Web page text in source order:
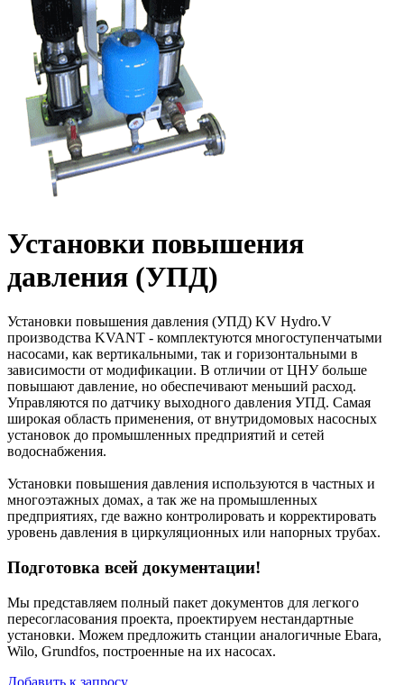
Установки повышения
давления (УПД)
Установки повышения давления (УПД) KV Hydro.V
производства KVANT - комплектуются многоступенчатыми
насосами, как вертикальными, так и горизонтальными в
зависимости от модификации. В отличии от ЦНУ больше
повышают давление, но обеспечивают меньший расход.
Управляются по датчику выходного давления УПД. Самая
широкая область применения, от внутридомовых насосных
установок до промышленных предприятий и сетей
водоснабжения.
Установки повышения давления используются в частных и
многоэтажных домах, а так же на промышленных
предприятиях, где важно контролировать и корректировать
уровень давления в циркуляционных или напорных трубах.
Подготовка всей документации!
Мы представляем полный пакет документов для легкого
пересогласования проекта, проектируем нестандартные
установки. Можем предложить станции аналогичные Ebara,
Wilo, Grundfos, построенные на их насосах.
Добавить к запросу